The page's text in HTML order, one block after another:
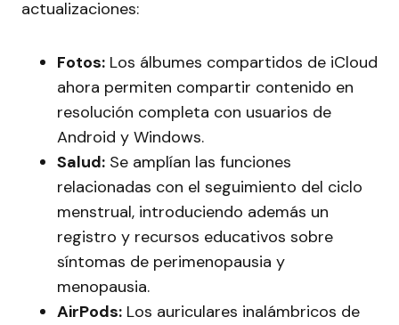
actualizaciones:
Fotos: Los álbumes compartidos de iCloud
ahora permiten compartir contenido en
resolución completa con usuarios de
Android y Windows.
Salud: Se amplían las funciones
relacionadas con el seguimiento del ciclo
menstrual, introduciendo además un
registro y recursos educativos sobre
síntomas de perimenopausia y
menopausia.
AirPods: Los auriculares inalámbricos de